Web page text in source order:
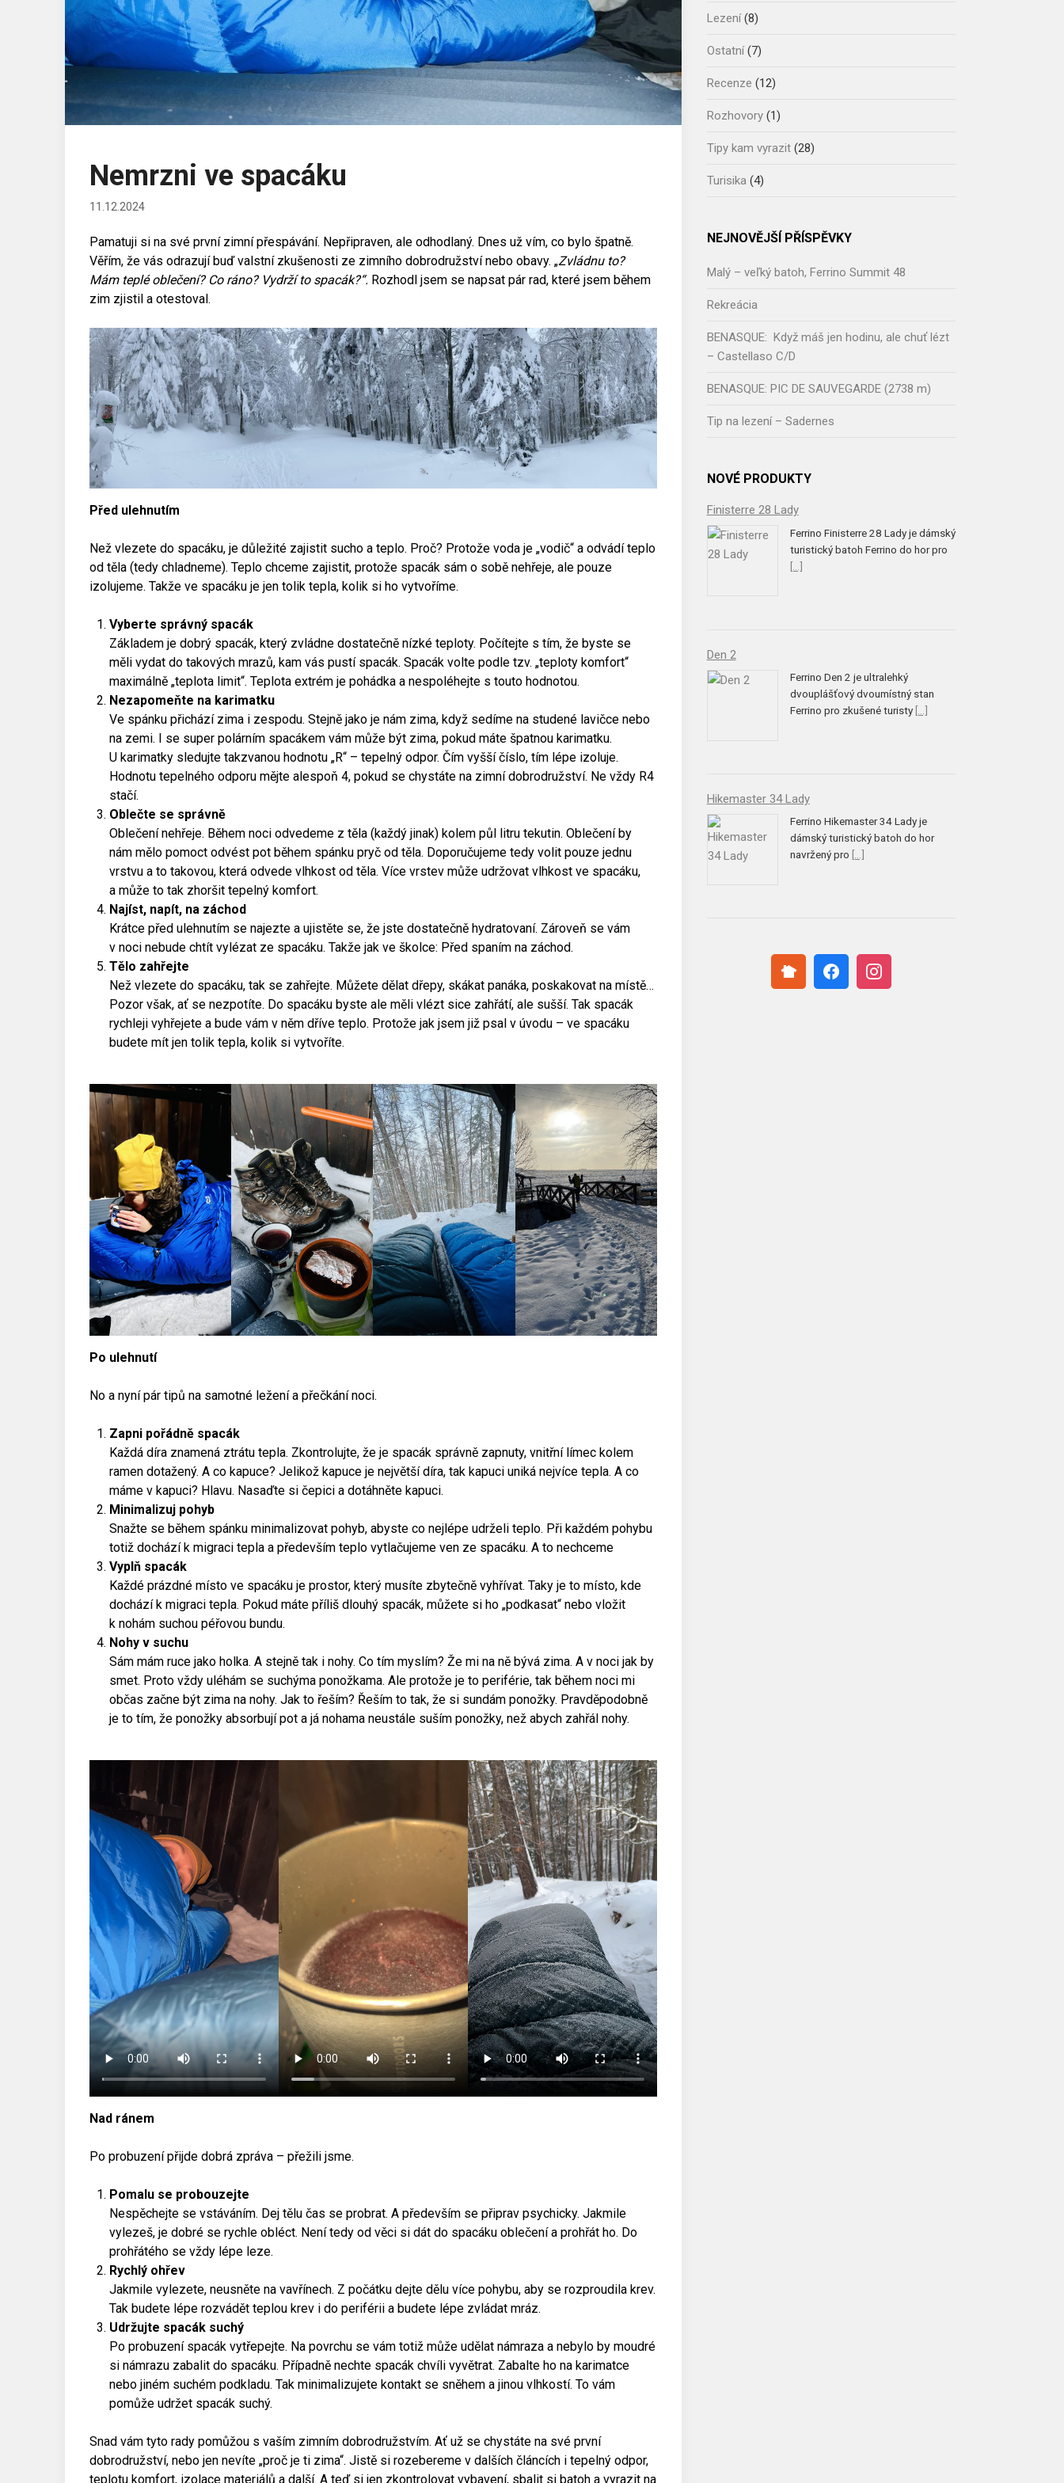
Nemrzni ve spacáku
11.12.2024
Pamatuji si na své první zimní přespávání. Nepřipraven, ale odhodlaný. Dnes už vím, co bylo špatně.
Věřím, že vás odrazují buď valstní zkušenosti ze zimního dobrodružství nebo obavy. „Zvládnu to?
Mám teplé oblečení? Co ráno? Vydrží to spacák?“. Rozhodl jsem se napsat pár rad, které jsem během
zim zjistil a otestoval.
Před ulehnutím
Než vlezete do spacáku, je důležité zajistit sucho a teplo. Proč? Protože voda je „vodič“ a odvádí teplo
od těla (tedy chladneme). Teplo chceme zajistit, protože spacák sám o sobě nehřeje, ale pouze
izolujeme. Takže ve spacáku je jen tolik tepla, kolik si ho vytvoříme.
Vyberte správný spacák
Základem je dobrý spacák, který zvládne dostatečně nízké teploty. Počítejte s tím, že byste se
měli vydat do takových mrazů, kam vás pustí spacák. Spacák volte podle tzv. „teploty komfort“
maximálně „teplota limit“. Teplota extrém je pohádka a nespoléhejte s touto hodnotou.
Nezapomeňte na karimatku
Ve spánku přichází zima i zespodu. Stejně jako je nám zima, když sedíme na studené lavičce nebo
na zemi. I se super polárním spacákem vám může být zima, pokud máte špatnou karimatku.
U karimatky sledujte takzvanou hodnotu „R“ – tepelný odpor. Čím vyšší číslo, tím lépe izoluje.
Hodnotu tepelného odporu mějte alespoň 4, pokud se chystáte na zimní dobrodružství. Ne vždy R4
stačí.
Oblečte se správně
Oblečení nehřeje. Během noci odvedeme z těla (každý jinak) kolem půl litru tekutin. Oblečení by
nám mělo pomoct odvést pot během spánku pryč od těla. Doporučujeme tedy volit pouze jednu
vrstvu a to takovou, která odvede vlhkost od těla. Více vrstev může udržovat vlhkost ve spacáku,
a může to tak zhoršit tepelný komfort.
Najíst, napít, na záchod
Krátce před ulehnutím se najezte a ujistěte se, že jste dostatečně hydratovaní. Zároveň se vám
v noci nebude chtít vylézat ze spacáku. Takže jak ve školce: Před spaním na záchod.
Tělo zahřejte
Než vlezete do spacáku, tak se zahřejte. Můžete dělat dřepy, skákat panáka, poskakovat na místě…
Pozor však, ať se nezpotíte. Do spacáku byste ale měli vlézt sice zahřátí, ale sušší. Tak spacák
rychleji vyhřejete a bude vám v něm dříve teplo. Protože jak jsem již psal v úvodu – ve spacáku
budete mít jen tolik tepla, kolik si vytvoříte.
Po ulehnutí
No a nyní pár tipů na samotné ležení a přečkání noci.
Zapni pořádně spacák
Každá díra znamená ztrátu tepla. Zkontrolujte, že je spacák správně zapnuty, vnitřní límec kolem
ramen dotažený. A co kapuce? Jelikož kapuce je největší díra, tak kapuci uniká nejvíce tepla. A co
máme v kapuci? Hlavu. Nasaďte si čepici a dotáhněte kapuci.
Minimalizuj pohyb
Snažte se během spánku minimalizovat pohyb, abyste co nejlépe udrželi teplo. Při každém pohybu
totiž dochází k migraci tepla a především teplo vytlačujeme ven ze spacáku. A to nechceme
Vyplň spacák
Každé prázdné místo ve spacáku je prostor, který musíte zbytečně vyhřívat. Taky je to místo, kde
dochází k migraci tepla. Pokud máte příliš dlouhý spacák, můžete si ho „podkasat“ nebo vložit
k nohám suchou péřovou bundu.
Nohy v suchu
Sám mám ruce jako holka. A stejně tak i nohy. Co tím myslím? Že mi na ně bývá zima. A v noci jak by
smet. Proto vždy uléhám se suchýma ponožkama. Ale protože je to periférie, tak během noci mi
občas začne být zima na nohy. Jak to řeším? Řeším to tak, že si sundám ponožky. Pravděpodobně
je to tím, že ponožky absorbují pot a já nohama neustále suším ponožky, než abych zahřál nohy.
Nad ránem
Po probuzení přijde dobrá zpráva – přežili jsme.
Pomalu se probouzejte
Nespěchejte se vstáváním. Dej tělu čas se probrat. A především se připrav psychicky. Jakmile
vylezeš, je dobré se rychle obléct. Není tedy od věci si dát do spacáku oblečení a prohřát ho. Do
prohřátého se vždy lépe leze.
Rychlý ohřev
Jakmile vylezete, neusněte na vavřínech. Z počátku dejte dělu více pohybu, aby se rozproudila krev.
Tak budete lépe rozvádět teplou krev i do periférii a budete lépe zvládat mráz.
Udržujte spacák suchý
Po probuzení spacák vytřepejte. Na povrchu se vám totiž může udělat námraza a nebylo by moudré
si námrazu zabalit do spacáku. Případně nechte spacák chvíli vyvětrat. Zabalte ho na karimatce
nebo jiném suchém podkladu. Tak minimalizujete kontakt se sněhem a jinou vlhkostí. To vám
pomůže udržet spacák suchý.
Snad vám tyto rady pomůžou s vaším zimním dobrodružstvím. Ať už se chystáte na své první
dobrodružství, nebo jen nevíte „proč je ti zima“. Jistě si rozebereme v dalších článcích i tepelný odpor,
teplotu komfort, izolace materiálů a další. A teď si jen zkontrolovat vybavení, sbalit si batoh a vyrazit na
Lezení(8)
Ostatní(7)
Recenze (12)
Rozhovory(1)
Tipy kam vyrazit(28)
Turisika(4)
NEJNOVĚJŠÍ PŘÍSPĚVKY
Malý – veľký batoh, Ferrino Summit 48
Rekreácia
BENASQUE: Když máš jen hodinu, ale chuť lézt
– Castellaso C/D
BENASQUE: PIC DE SAUVEGARDE (2738 m)
Tip na lezení – Sadernes
NOVÉ PRODUKTY
Finisterre 28 Lady
Ferrino Finisterre 28 Lady je dámský
turistický batoh Ferrino do hor pro
[...]
Den 2
Ferrino Den 2 je ultralehký
dvouplášťový dvoumístný stan
Ferrino pro zkušené turisty [...]
Hikemaster 34 Lady
Ferrino Hikemaster 34 Lady je
dámský turistický batoh do hor
navržený pro [...]